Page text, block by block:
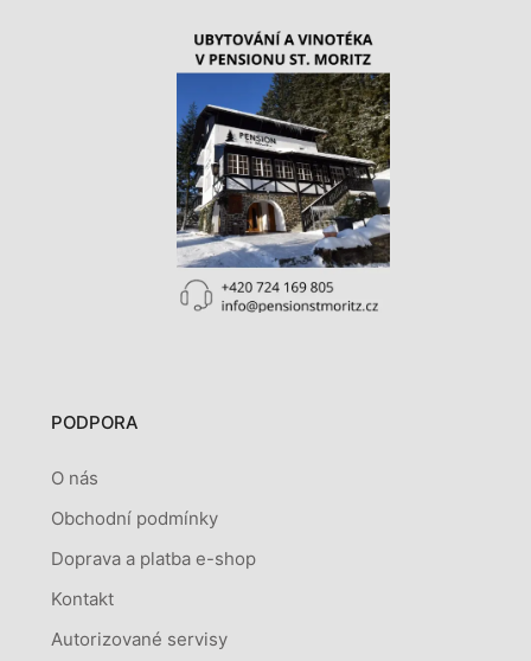
PODPORA
O nás
Obchodní podmínky
Doprava a platba e-shop
Kontakt
Autorizované servisy